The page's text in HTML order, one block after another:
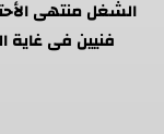
الشغل منتهى
فنيين فى غاية